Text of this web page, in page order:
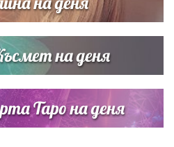
на деня
Таро на деня